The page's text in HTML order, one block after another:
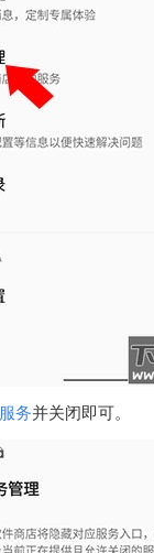
服务并关闭即可。